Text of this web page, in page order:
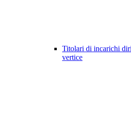
Titolari di incarichi
vertice